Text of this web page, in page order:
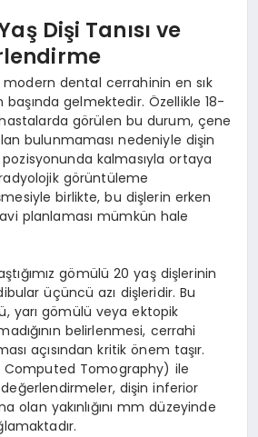
Dişi Tanısı ve
dental cerrahinin en sık
başında gelmektedir. Özellikle 18-
hastalarda görülen bu durum, çene
bulunmaması nedeniyle dişin
kalmasıyla ortaya
görüntüleme
birlikte, bu dişlerin erken
planlaması mümkün hale
gömülü 20 yaş dişlerinin
üçüncü azı dişleridir. Bu
yarı gömülü veya ektopik
belirlenmesi, cerrahi
açısından kritik önem taşır.
Computed Tomography) ile
dişin inferior
olan yakınlığını mm düzeyinde